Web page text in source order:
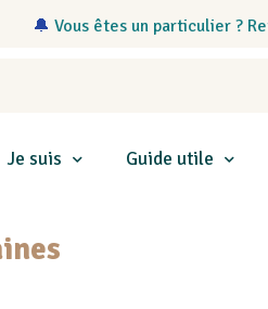
🔔 Vous êtes un particulier ?
Je suis Guide utile